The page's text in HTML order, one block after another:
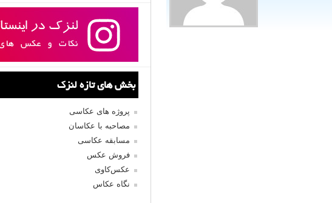
بخش های تازه لنزک
پروژه های عکاسی
مصاحبه با عکاسان
مسابقه عکاسی
فروش عکس
عکس‌کاوی
نگاه عکاس